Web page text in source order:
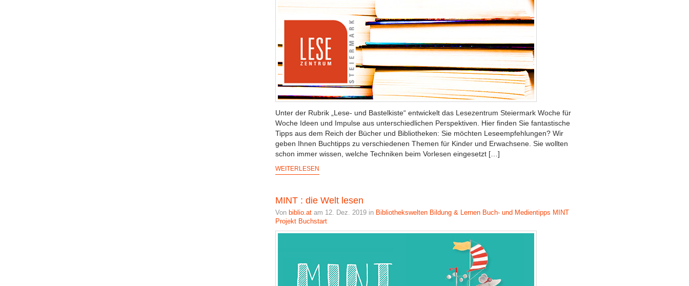
Unter der Rubrik „Lese- und Bastelkiste“ entwickelt das Lesezentrum Steiermark Woche für
Woche Ideen und Impulse aus unterschiedlichen Perspektiven. Hier finden Sie fantastische
Tipps aus dem Reich der Bücher und Bibliotheken: Sie möchten Leseempfehlungen? Wir
geben Ihnen Buchtipps zu verschiedenen Themen für Kinder und Erwachsene. Sie wollten
schon immer wissen, welche Techniken beim Vorlesen eingesetzt […]
WEITERLESEN
MINT : die Welt lesen
Von biblio.at am 12. Dez. 2019 in Bibliothekswelten Bildung & Lernen Buch- und Medientipps MINT
Projekt Buchstart